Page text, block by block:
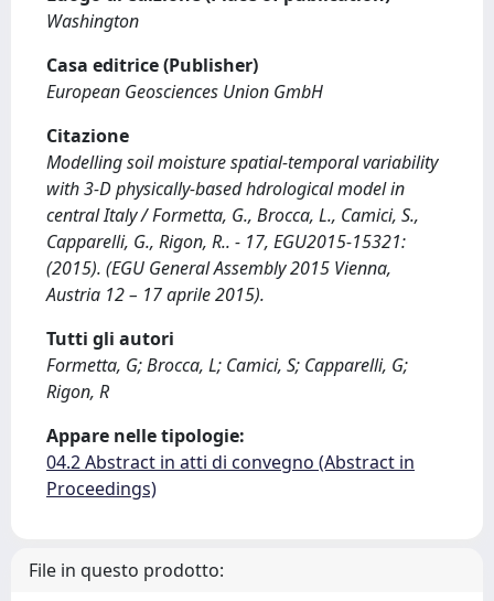
Washington
Casa editrice (Publisher)
European Geosciences Union GmbH
Citazione
Modelling soil moisture spatial-temporal variability
with 3-D physically-based hdrological model in
central Italy / Formetta, G., Brocca, L., Camici, S.,
Capparelli, G., Rigon, R.. - 17, EGU2015-15321:
(2015). (EGU General Assembly 2015 Vienna,
Austria 12 – 17 aprile 2015).
Tutti gli autori
Formetta, G; Brocca, L; Camici, S; Capparelli, G;
Rigon, R
Appare nelle tipologie:
04.2 Abstract in atti di convegno (Abstract in
Proceedings)
File in questo prodotto: